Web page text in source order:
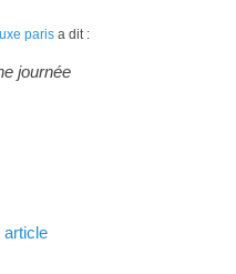
parisa dit :
journée
article